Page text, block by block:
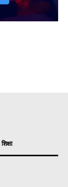
शिक्षा